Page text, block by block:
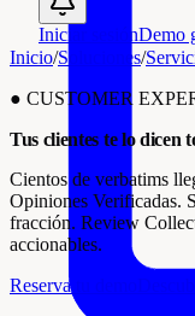
Iniciar sesiónDemo
Inicio/Soluciones/
● CUSTOMER
Tus clientes te lo dicen
Cientos de verbatims
Opiniones Verificadas.
fracción. Review
accionables.
Reserva tu demo